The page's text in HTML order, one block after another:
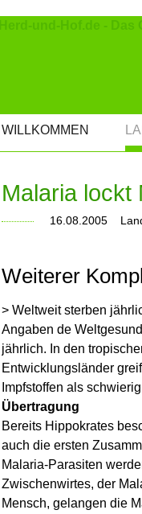
NAVIGATION
ÜBERSPRINGEN
WILLKOMMEN
Malaria lockt
16.08.2005
Weiterer
> Weltweit sterben
Angaben de
jährlich. In den
Entwicklungsländer
Impfstoffen als
Übertragung
Bereits Hippokrates
auch die ersten
Malaria-Parasiten
Zwischenwirtes, der
Mensch, gelangen die